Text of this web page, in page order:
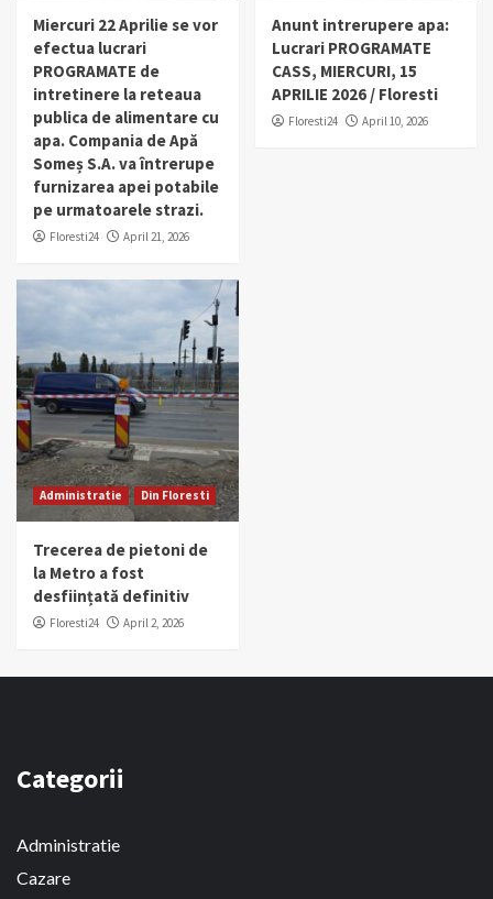
Miercuri 22 Aprilie se vor
efectua lucrari
PROGRAMATE de
intretinere la reteaua
publica de alimentare cu
apa. Compania de Apă
Someș S.A. va întrerupe
furnizarea apei potabile
pe urmatoarele strazi.
Floresti24 April 21, 2026
Anunt intrerupere apa:
Lucrari PROGRAMATE
CASS, MIERCURI, 15
APRILIE 2026 / Floresti
Floresti24 April 10, 2026
Administratie Din Floresti
Trecerea de pietoni de
la Metro a fost
desființată definitiv
Floresti24 April 2, 2026
Categorii
Administratie
Cazare